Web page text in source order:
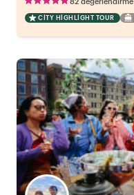
CITY HIGHLIGHT TOUR